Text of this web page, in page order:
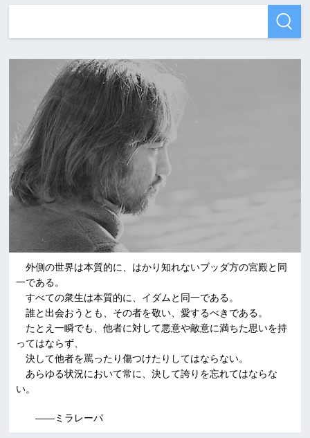
外側の世界は本質的に、はかり知れないブッダ方の宮殿と同
一である。
すべての衆生は本質的に、イダムと同一である。
誰と出会おうとも、その者を敬い、愛するべきである。
たとえ一瞬でも、他者に対して悪意や敵意に満ちた思いを持
ってはならず、
決して他者を罵ったり傷つけたりしてはならない。
あらゆる状況において常に、決して誇りを忘れてはならな
い。
――ミラレーパ